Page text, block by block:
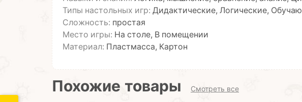
Типы настольных игр: Дидактические, Логические,
Сложность: простая
Место игры: На столе, В помещении
Материал: Пластмасса, Картон
Похожие товары Смотреть все